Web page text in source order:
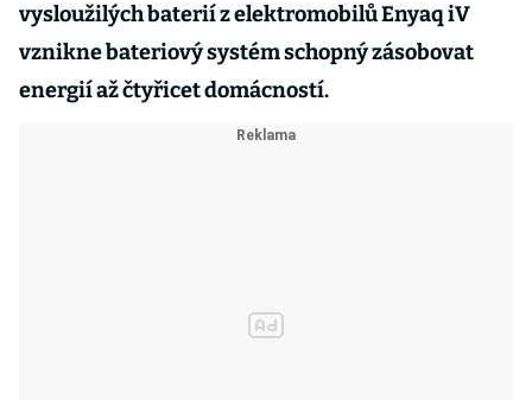
vysloužilých baterií z elektromobilů Enyaq iV
vznikne bateriový systém schopný zásobovat
energií až čtyřicet domácností.